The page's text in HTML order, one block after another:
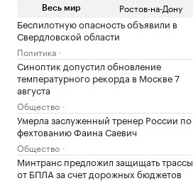
Весь мир Ростов-на-Дону
Беспилотную опасность объявили в
Свердловской области
Политика
Синоптик допустил обновление
температурного рекорда в Москве 7
августа
Общество
Умерла заслуженный тренер России по
фехтованию Фаина Саевич
Общество
Минтранс предложил защищать трассы
от БПЛА за счет дорожных бюджетов